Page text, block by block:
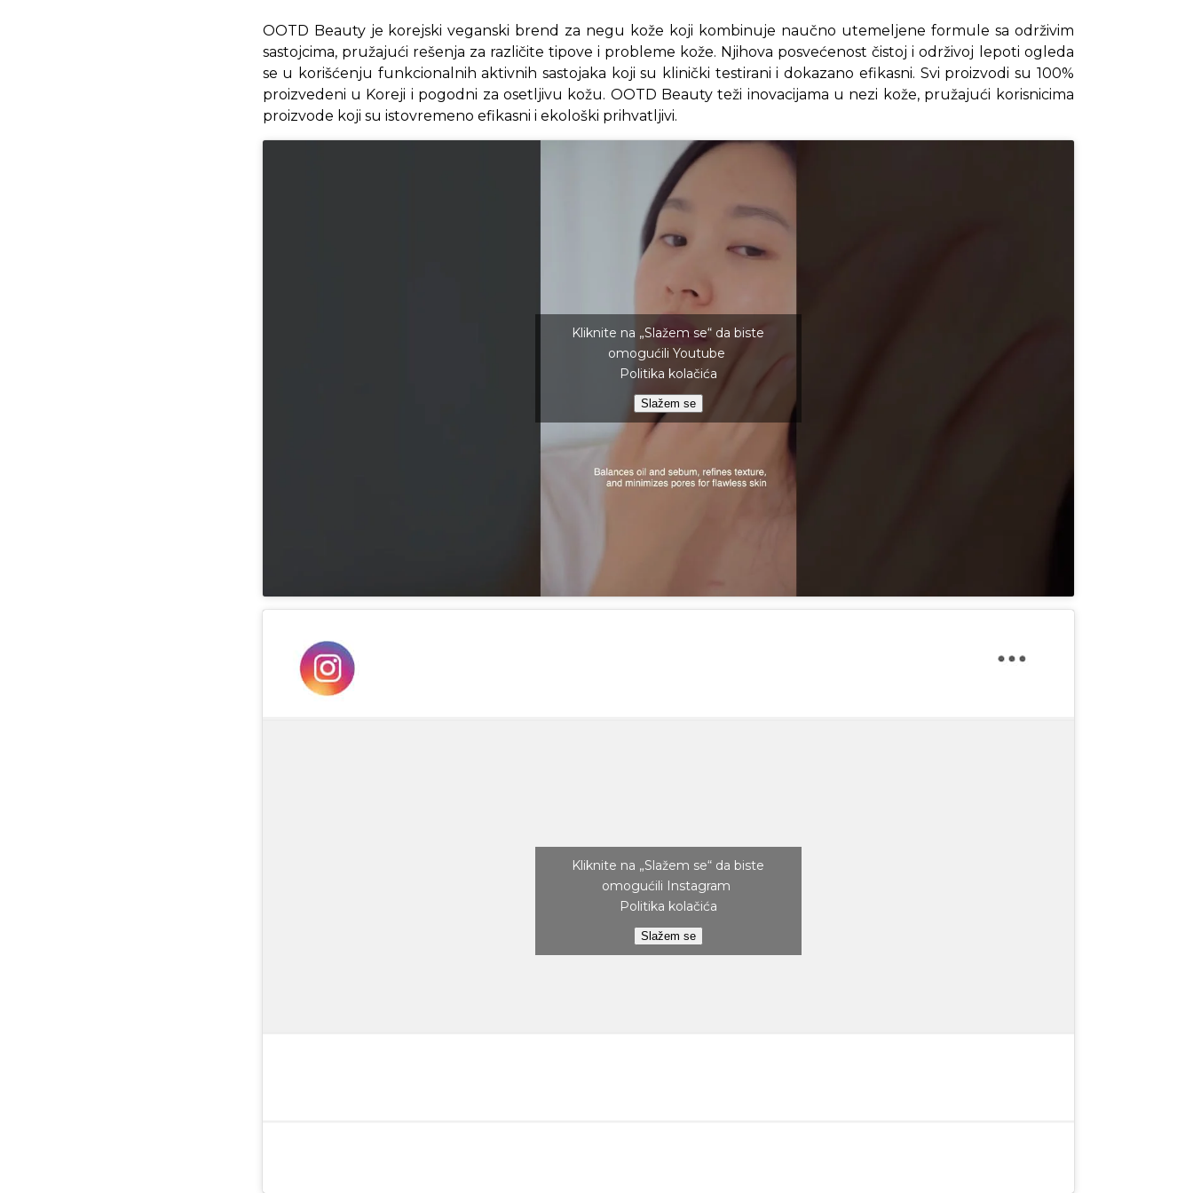
#hyaluronicacid #collagen #retinol ♬
Fire for You (Sped Up) - Cannons
​OOTD Beauty je korejski veganski brend za negu kože koji kombinuje naučno utemeljene formule sa održivim
sastojcima, pružajući rešenja za različite tipove i probleme kože. Njihova posvećenost čistoj i održivoj lepoti ogleda
se u korišćenju funkcionalnih aktivnih sastojaka koji su klinički testirani i dokazano efikasni. Svi proizvodi su 100%
proizvedeni u Koreji i pogodni za osetljivu kožu. OOTD Beauty teži inovacijama u nezi kože, pružajući korisnicima
proizvode koji su istovremeno efikasni i ekološki prihvatljivi.
Kliknite na „Slažem se“ da biste
omogućili Youtube
Politika kolačića
Slažem se
Kliknite na „Slažem se“ da biste
omogućili Instagram
Politika kolačića
Slažem se